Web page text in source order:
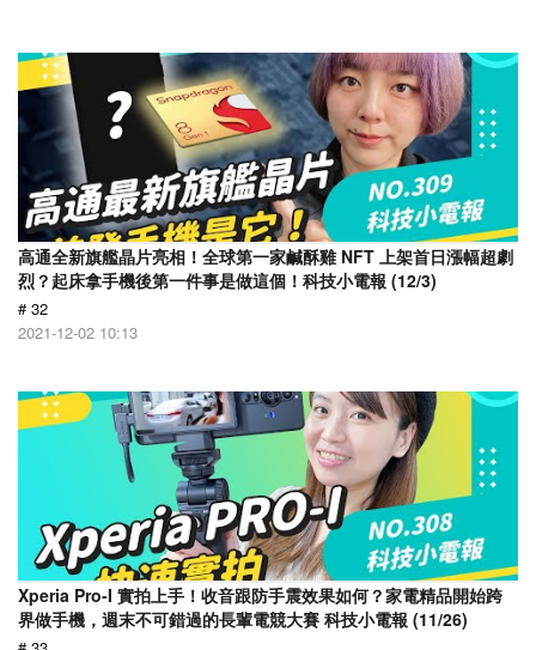
高通全新旗艦晶片亮相！全球第一家鹹酥雞 NFT 上架首日漲幅超劇
烈？起床拿手機後第一件事是做這個！科技小電報 (12/3)
# 32
2021-12-02 10:13
Xperia Pro-I 實拍上手！收音跟防手震效果如何？家電精品開始跨
界做手機，週末不可錯過的長輩電競大賽 科技小電報 (11/26)